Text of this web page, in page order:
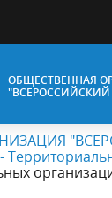
ОБЩЕСТВЕННАЯ